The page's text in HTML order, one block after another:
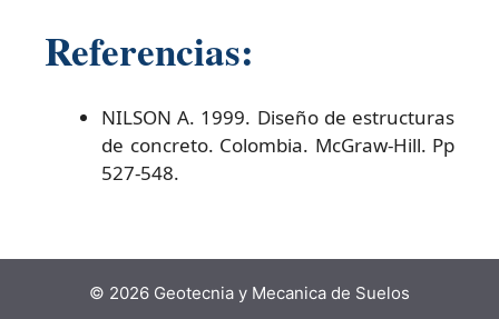
Referencias:
NILSON A. 1999. Diseño de estructuras
de concreto. Colombia. McGraw-Hill. Pp
527-548.
© 2026 Geotecnia y Mecanica de Suelos